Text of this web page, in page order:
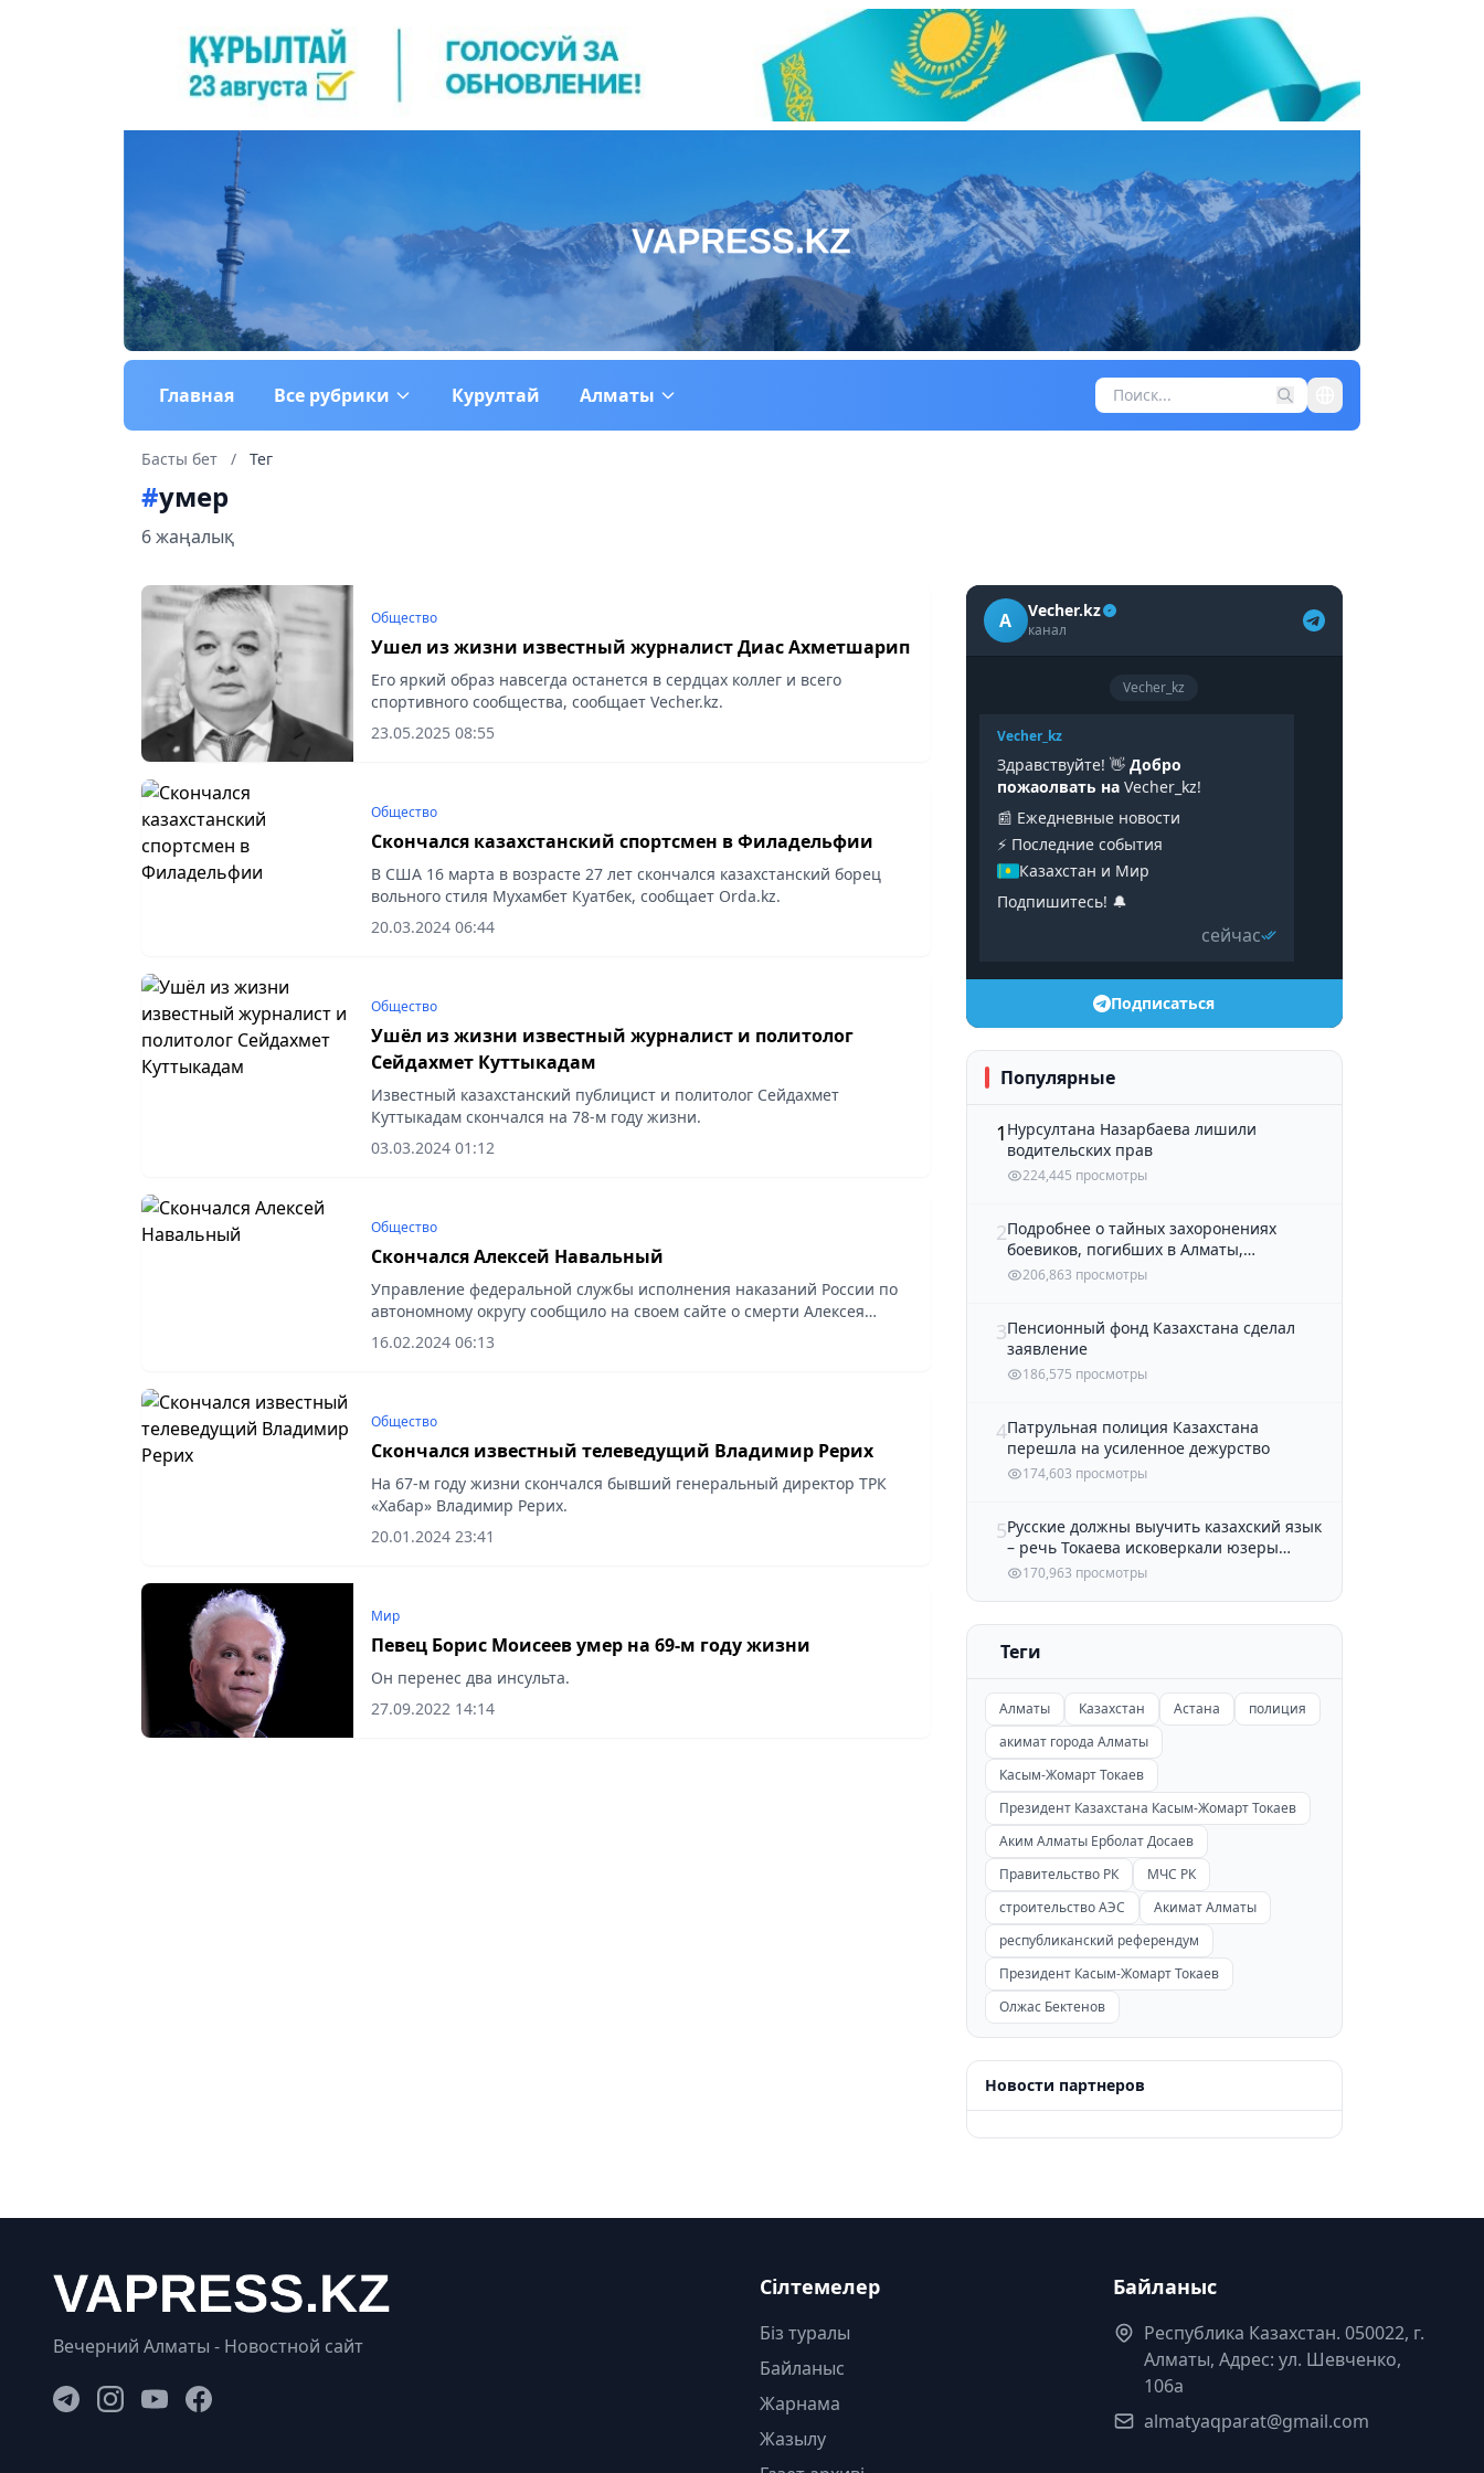
Главная Все рубрики Курултай Алматы
Басты бет / Тег
#умер
6 жаңалық
Общество
Ушел из жизни известный журналист Диас Ахметшарип
Его яркий образ навсегда останется в сердцах коллег и всего
спортивного сообщества, сообщает Vecher.kz.
23.05.2025 08:55
Общество
Скончался казахстанский спортсмен в Филадельфии
В США 16 марта в возрасте 27 лет скончался казахстанский борец
вольного стиля Мухамбет Куатбек, сообщает Orda.kz.
20.03.2024 06:44
Общество
Ушёл из жизни известный журналист и политолог
Сейдахмет Куттыкадам
Известный казахстанский публицист и политолог Сейдахмет
Куттыкадам скончался на 78-м году жизни.
03.03.2024 01:12
Общество
Скончался Алексей Навальный
Управление федеральной службы исполнения наказаний России по
автономному округу сообщило на своем сайте о смерти Алексея
Навального, сообщает interfax.ru.
16.02.2024 06:13
Общество
Скончался известный телеведущий Владимир Рерих
На 67-м году жизни скончался бывший генеральный директор ТРК
«Хабар» Владимир Рерих.
20.01.2024 23:41
Мир
Певец Борис Моисеев умер на 69-м году жизни
Он перенес два инсульта.
27.09.2022 14:14
A Vecher.kz
канал
Vecher_kz
Vecher_kz
Здравствуйте! 👋 Добро
пожаолвать наVecher_kz!
📰 Ежедневные новости
⚡️ Последние события
Казахстан и Мир
Подпишитесь! 🔔
сейчас
Подписаться
Популярные
1 Нурсултана Назарбаева лишили
водительских прав
224,445 просмотры
2Подробнее о тайных захоронениях
боевиков, погибших в Алматы,
рассказали в полиции
206,863 просмотры
3Пенсионный фонд Казахстана сделал
заявление
186,575 просмотры
4Патрульная полиция Казахстана
перешла на усиленное дежурство
174,603 просмотры
5Русские должны выучить казахский язык
– речь Токаева исковеркали юзеры
Казнета
170,963 просмотры
Теги
Алматы Казахстан Астана
полиция
акимат города Алматы
Касым-Жомарт Токаев
Президент Казахстана Касым-Жомарт Токаев
Аким Алматы Ерболат Досаев
Правительство РК
МЧС РК
строительство АЭС
Акимат Алматы
республиканский референдум
Президент Касым-Жомарт Токаев
Олжас Бектенов
Новости партнеров
Вечерний Алматы - Новостной сайт
Сілтемелер
Біз туралы
Байланыс
Жарнама
Жазылу
Байланыс
Республика Казахстан. 050022, г.
Алматы, Адрес: ул. Шевченко,
106а
almatyaqparat@gmail.com